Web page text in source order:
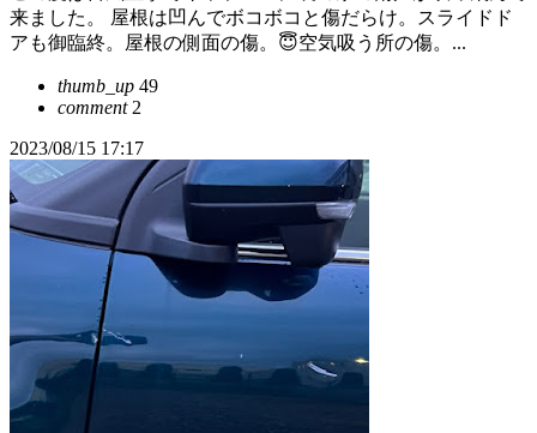
来ました。 屋根は凹んでボコボコと傷だらけ。スライドド
アも御臨終。屋根の側面の傷。😇空気吸う所の傷。...
thumb_up 49
comment2
2023/08/15 17:17